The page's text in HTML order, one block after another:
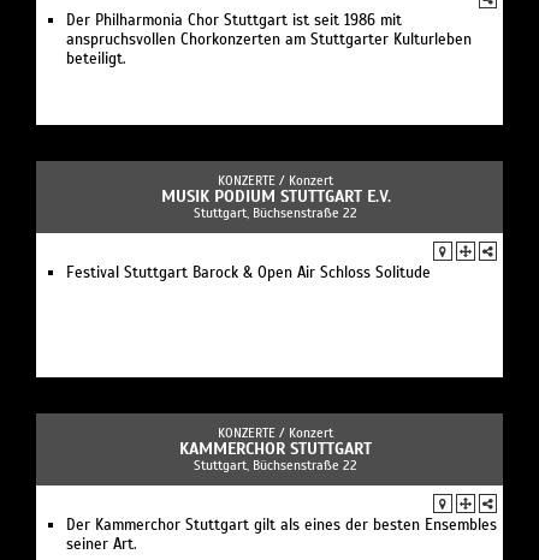
Der Philharmonia Chor Stuttgart ist seit 1986 mit
anspruchsvollen Chorkonzerten am Stuttgarter Kulturleben
beteiligt.
KONZERTE / Konzert
MUSIK PODIUM STUTTGART E.V.
Stuttgart, Büchsenstraße 22
Festival Stuttgart Barock & Open Air Schloss Solitude
KONZERTE / Konzert
KAMMERCHOR STUTTGART
Stuttgart, Büchsenstraße 22
Der Kammerchor Stuttgart gilt als eines der besten Ensembles
seiner Art.